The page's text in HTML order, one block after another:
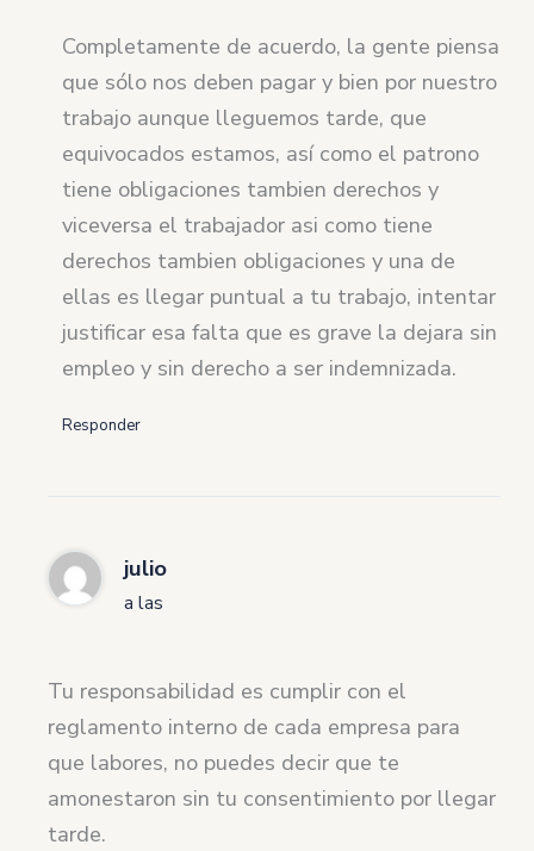
Completamente de acuerdo, la gente piensa
que sólo nos deben pagar y bien por nuestro
trabajo aunque lleguemos tarde, que
equivocados estamos, así como el patrono
tiene obligaciones tambien derechos y
viceversa el trabajador asi como tiene
derechos tambien obligaciones y una de
ellas es llegar puntual a tu trabajo, intentar
justificar esa falta que es grave la dejara sin
empleo y sin derecho a ser indemnizada.
Responder
julio
a las
Tu responsabilidad es cumplir con el
reglamento interno de cada empresa para
que labores, no puedes decir que te
amonestaron sin tu consentimiento por llegar
tarde.